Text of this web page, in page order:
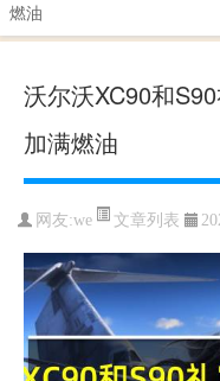
燃油
沃尔沃XC90和
加满燃油
网友:we 文章列表